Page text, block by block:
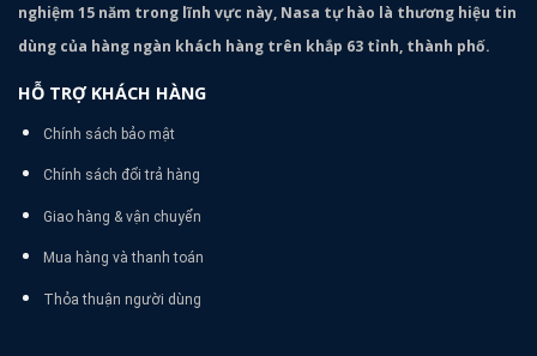
nghiệm 15 năm trong lĩnh vực này, Nasa tự hào là thương hiệu tin
dùng của hàng ngàn khách hàng trên khắp 63 tỉnh, thành phố.
HỖ TRỢ KHÁCH HÀNG
Chính sách bảo mật
Chính sách đổi trả hàng
Giao hàng & vận chuyển
Mua hàng và thanh toán
Thỏa thuận người dùng